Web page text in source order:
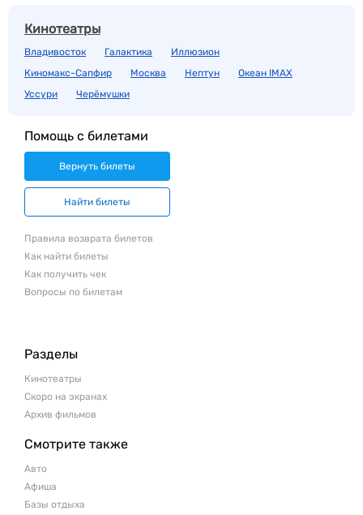
Кинотеатры
Владивосток Галактика
Иллюзион
Киномакс-Сапфир
Москва Нептун
Океан IMAX
Уссури
Черёмушки
Помощь с билетами
Вернуть билеты
Найти билеты
Правила возврата билетов
Как найти билеты
Как получить чек
Вопросы по билетам
Разделы
Кинотеатры
Скоро на экранах
Архив фильмов
Смотрите также
Авто
Афиша
Базы отдыха